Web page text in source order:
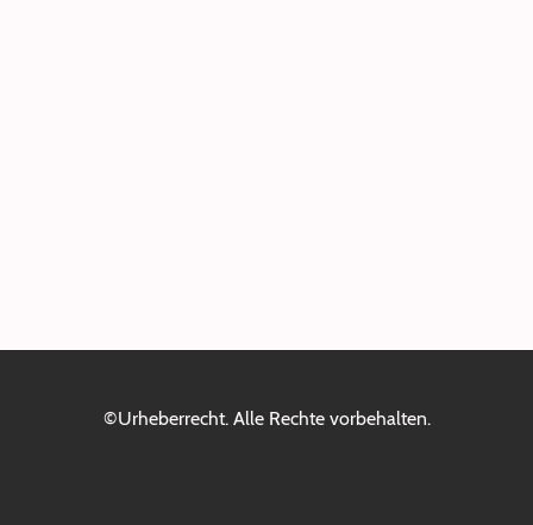
©Urheberrecht. Alle Rechte vorbehalten.